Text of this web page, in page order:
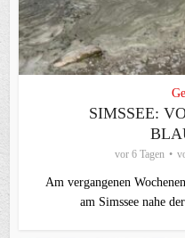
SIMSSEE:
vor 6 Tagen
Am vergangenen
am Simssee nahe